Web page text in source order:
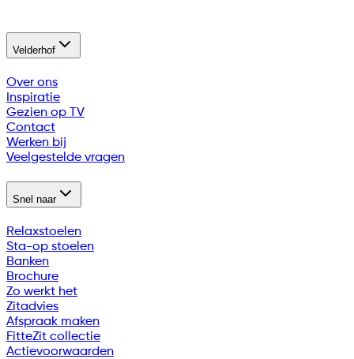
Velderhof
Over ons
Inspiratie
Gezien op TV
Contact
Werken bij
Veelgestelde vragen
Snel naar
Relaxstoelen
Sta-op stoelen
Banken
Brochure
Zo werkt het
Zitadvies
Afspraak maken
FitteZit collectie
Actievoorwaarden